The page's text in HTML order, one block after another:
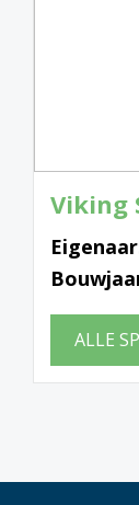
Viking
ALLE